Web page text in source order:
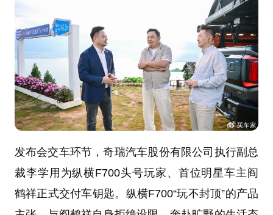
发布会交车环节，奇瑞汽车股份有限公司执行副总
裁李学用为纵横F700头号玩家、首位明星车主阎
鹤祥正式交付车钥匙。纵横F700“玩不封顶”的产品